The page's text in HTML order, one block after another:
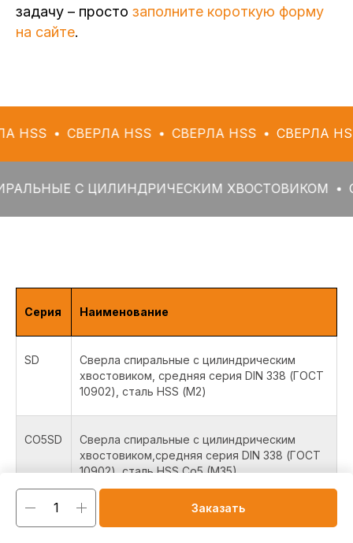
задачу – просто заполните короткую форму
на сайте.
СВЕРЛА HSS СВЕРЛА HSS СВЕРЛА HSS
С ЦИЛИНДРИЧЕСКИМ ХВОСТОВИКОМ СВЕРЛА
Серия Наименование
SD
Сверла спиральные с цилиндрическим
хвостовиком, средняя серия DIN 338 (ГОСТ
10902), сталь HSS (М2)
CO5SD
Сверла спиральные с цилиндрическим
хвостовиком,средняя серия DIN 338 (ГОСТ
10902), сталь HSS Co5 (M35)
Заказать